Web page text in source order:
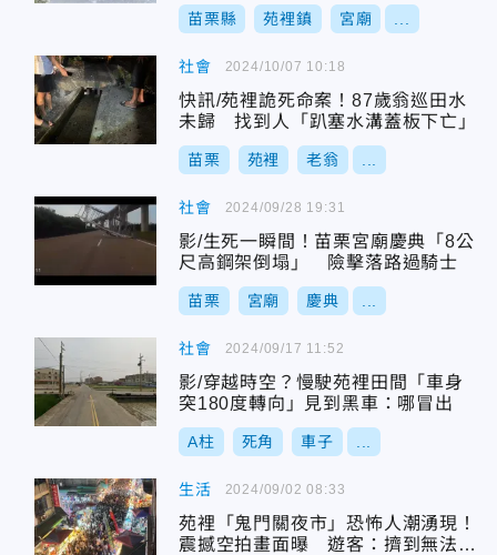
苗栗縣 苑裡鎮 宮廟
社會
快訊/苑裡詭死命案！87歲翁巡田水
未歸 找到人「趴塞水溝蓋板下亡」
苗栗 苑裡 老翁
2024/10/07 10:18
社會
影/生死一瞬間！苗栗宮廟慶典「8公
尺高鋼架倒塌」 險擊落路過騎士
苗栗 宮廟 慶典
2024/09/28 19:31
社會
影/穿越時空？慢駛苑裡田間「車身
突180度轉向」見到黑車：哪冒出
A柱 死角 車子
2024/09/17 11:52
生活
苑裡「鬼門關夜市」恐怖人潮湧現！
震撼空拍畫面曝 遊客：擠到無法呼
2024/09/02 08:33